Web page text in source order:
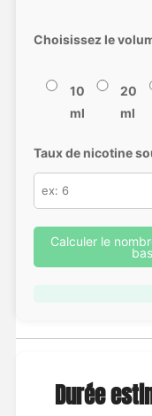
Choisissez le
10
ml
20
ml
Taux de nicotine
Calculer le
Durée